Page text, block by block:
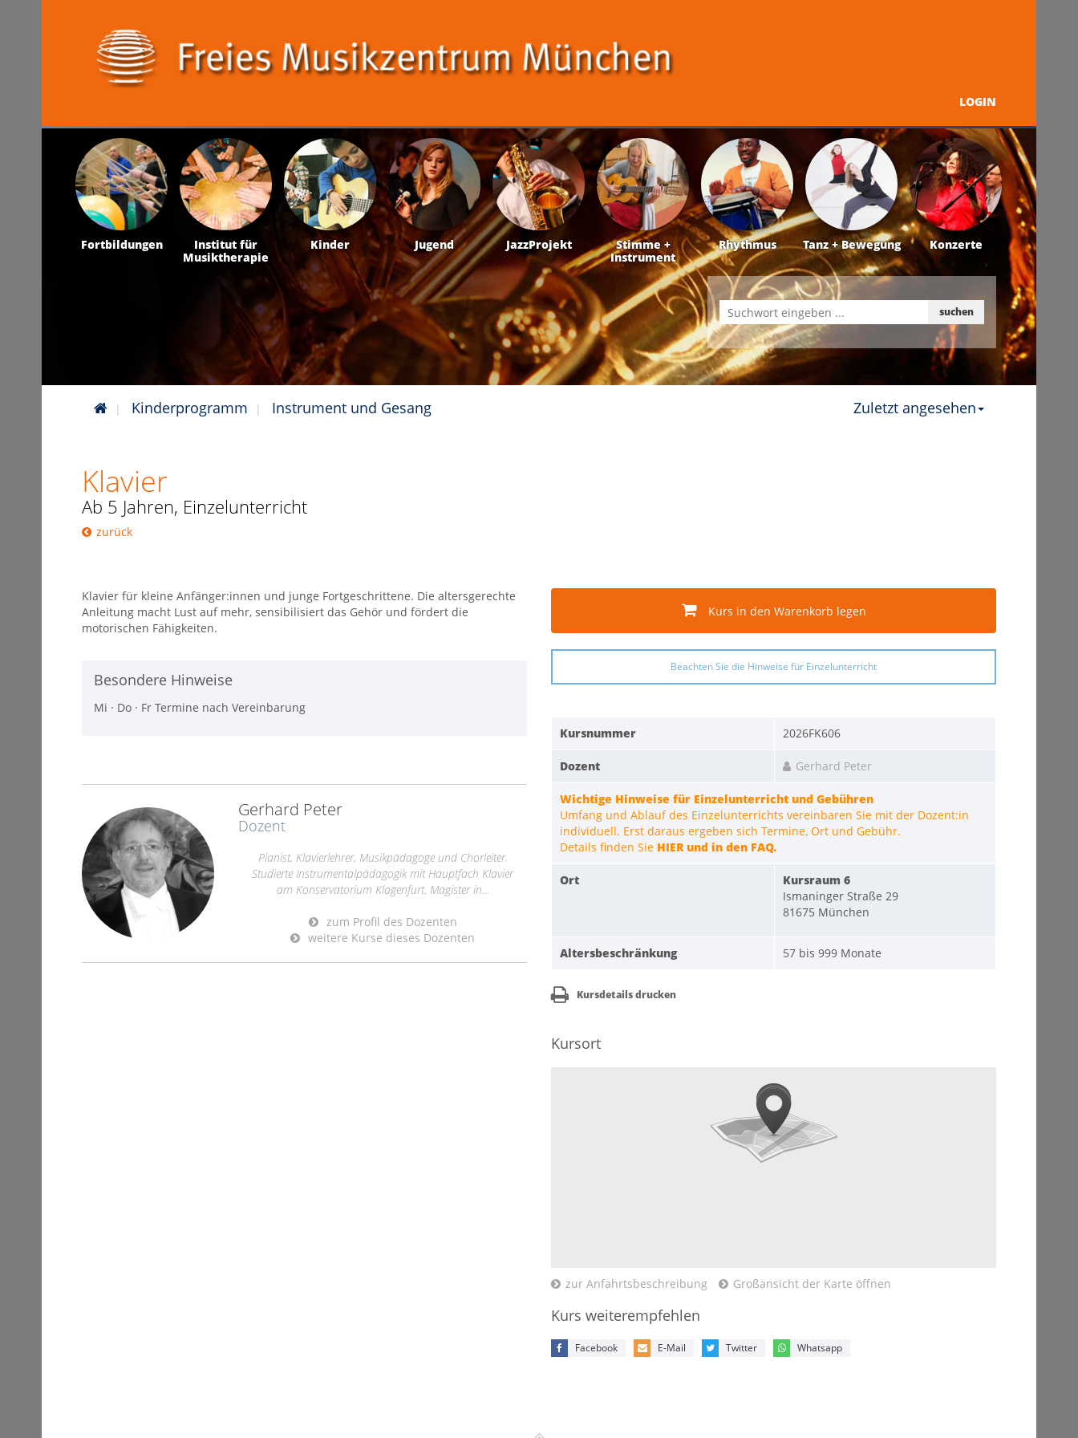
LOGIN
Programm Über uns Kontakt + Service
Fortbildungen
Institut für
Musiktherapie
Kinder Jugend JazzProjekt
Stimme +
Instrument
Rhythmus Tanz + Bewegung Konzerte
suchen
Kinderprogramm Instrument und Gesang Zuletzt angesehen
Klavier
Ab 5 Jahren, Einzelunterricht
zurück
Kurs in den Warenkorb legen
Beachten Sie die Hinweise für Einzelunterricht
Kursnummer 2026FK606
Dozent Gerhard Peter
Wichtige Hinweise für Einzelunterricht und Gebühren
Umfang und Ablauf des Einzelunterrichts vereinbaren Sie mit der Dozent:in
individuell. Erst daraus ergeben sich Termine, Ort und Gebühr.
Details finden Sie HIER und in den FAQ.
Ort
Kursraum 6
Ismaninger Straße 29
81675 München
Altersbeschränkung 57 bis 999 Monate
Kursdetails drucken
Kursort
zur Anfahrtsbeschreibung Großansicht der Karte öffnen
Kurs weiterempfehlen
Facebook E-Mail Twitter Whatsapp
Klavier für kleine Anfänger:innen und junge Fortgeschrittene. Die altersgerechte
Anleitung macht Lust auf mehr, sensibilisiert das Gehör und fördert die
motorischen Fähigkeiten.
Besondere Hinweise
Mi · Do · Fr Termine nach Vereinbarung
Gerhard Peter
Dozent
Pianist, Klavierlehrer, Musikpädagoge und Chorleiter.
Studierte Instrumentalpädagogik mit Hauptfach Klavier
am Konservatorium Klagenfurt. Magister in...
zum Profil des Dozenten
weitere Kurse dieses Dozenten